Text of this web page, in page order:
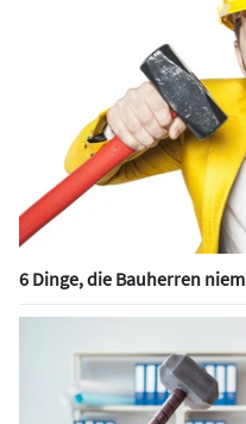
6 Dinge, die Bauherren